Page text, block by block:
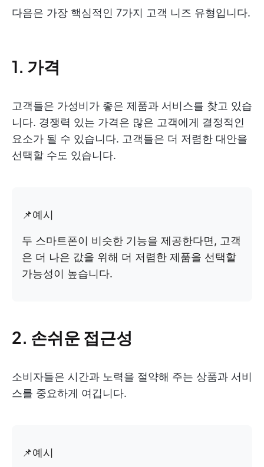
다음은 가장 핵심적인 7가지 고객 니즈 유형입니다.
1. 가격
고객들은 가성비가 좋은 제품과 서비스를 찾고 있습
니다. 경쟁력 있는 가격은 많은 고객에게 결정적인
요소가 될 수 있습니다. 고객들은 더 저렴한 대안을
선택할 수도 있습니다.
📌예시
두 스마트폰이 비슷한 기능을 제공한다면, 고객
은 더 나은 값을 위해 더 저렴한 제품을 선택할
가능성이 높습니다.
2. 손쉬운 접근성
소비자들은 시간과 노력을 절약해 주는 상품과 서비
스를 중요하게 여깁니다.
📌예시